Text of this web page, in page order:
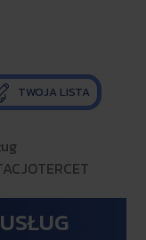
TWOJA LISTA